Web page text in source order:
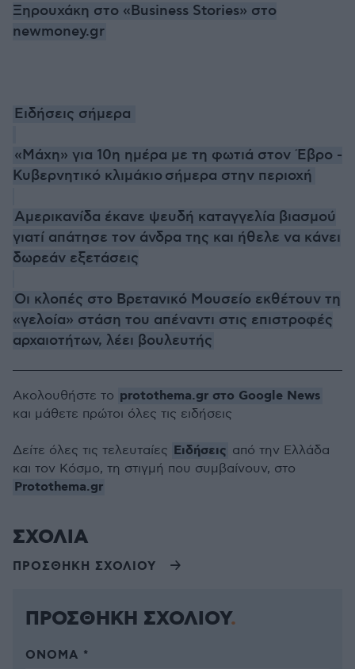
Ξηρουχάκη στο «Business Stories» στο
newmoney.gr
Ειδήσεις σήμερα
«Μάχη» για 10η ημέρα με τη φωτιά στον Έβρο -
Κυβερνητικό κλιμάκιο σήμερα στην περιοχή
Αμερικανίδα έκανε ψευδή καταγγελία βιασμού
γιατί απάτησε τον άνδρα της και ήθελε να κάνει
δωρεάν εξετάσεις
Οι κλοπές στο Βρετανικό Μουσείο εκθέτουν τη
«γελοία» στάση του απέναντι στις επιστροφές
αρχαιοτήτων, λέει βουλευτής
Ακολουθήστε το protothema.gr στο Google News
και μάθετε πρώτοι όλες τις ειδήσεις
Δείτε όλες τις τελευταίες Ειδήσεις από την Ελλάδα
και τον Κόσμο, τη στιγμή που συμβαίνουν, στο
Protothema.gr
ΣΧΟΛΙΑ
ΠΡΟΣΘΗΚΗ ΣΧΟΛΙΟΥ
ΠΡΟΣΘΗΚΗ ΣΧΟΛΙΟΥ
ΌΝΟΜΑ *